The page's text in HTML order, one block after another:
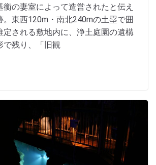
の妻室によって造営されたと伝え
。東西120m・南北240mの土塁で囲
定される敷地内に、浄土庭園の遺構
で残り、「旧観